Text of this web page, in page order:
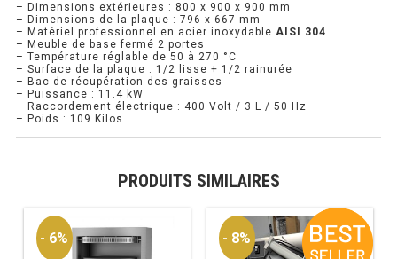
PROFONDEUR 300 INOX
PROFONDEUR 400 INOX
ARMOIRE RÉFRIGÉRÉE
RÉFRIGÉRATEUR VITRÉ
RÉFRI / CONGÉL BOULANGERIE
– Dimensions extérieures : 800 x 900 x 900 mm
– Dimensions de la plaque : 796 x 667 mm
– Matériel professionnel en acier inoxydable AISI 304
– Meuble de base fermé 2 portes
– Température réglable de 50 à 270 °C
– Surface de la plaque : 1/2 lisse + 1/2 rainurée
– Bac de récupération des graisses
– Puissance : 11.4 kW
– Raccordement électrique : 400 Volt / 3 L / 50 Hz
– Poids : 109 Kilos
PRODUITS SIMILAIRES
- 6% - 8%